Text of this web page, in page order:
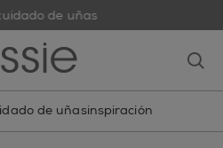
de uñas
de uñasinspiración